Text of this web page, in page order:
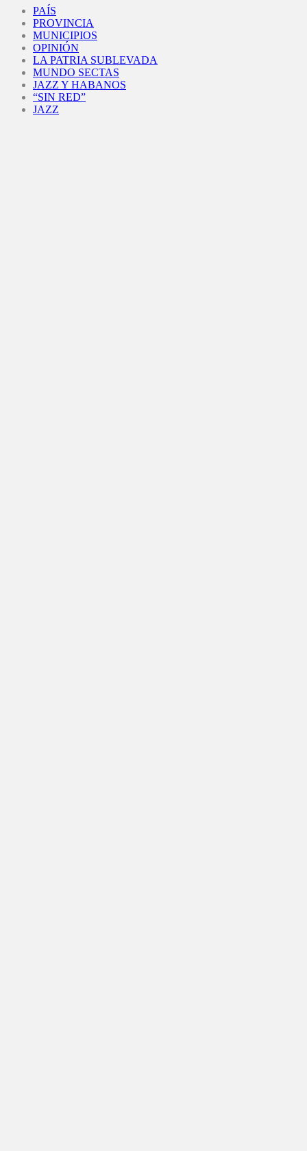
PAÍS
PROVINCIA
MUNICIPIOS
OPINIÓN
LA PATRIA SUBLEVADA
MUNDO SECTAS
JAZZ Y HABANOS
“SIN RED”
JAZZ